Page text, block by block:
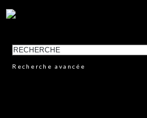
Recherche avancée